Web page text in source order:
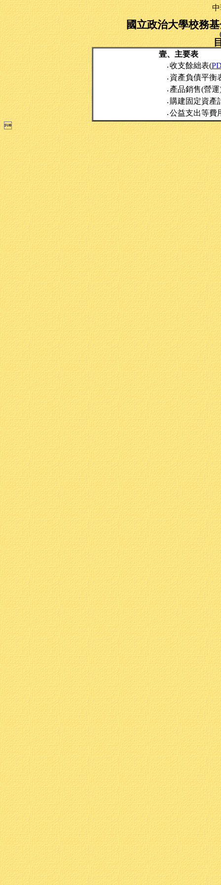
國立政治大學校務
壹、主要表
‧收支餘絀表(
‧ 資產負債平衡
‧ 產品銷售(營
‧ 購建固定資產
‧公益支出等費
